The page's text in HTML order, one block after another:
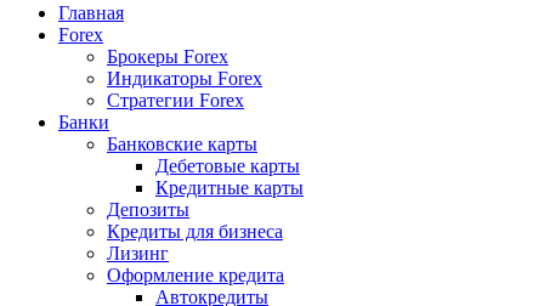
Главная
Forex
Брокеры Forex
Индикаторы Forex
Стратегии Forex
Банки
Банковские карты
Дебетовые карты
Кредитные карты
Депозиты
Кредиты для бизнеса
Лизинг
Оформление кредита
Автокредиты